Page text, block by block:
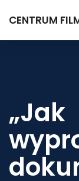
CENTRUM
„Jak